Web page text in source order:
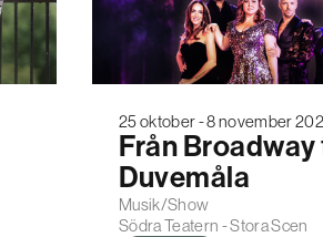
25 oktober - 8 november
Från
Duvemåla
Musik/Show
Södra Teatern - Stora Scen